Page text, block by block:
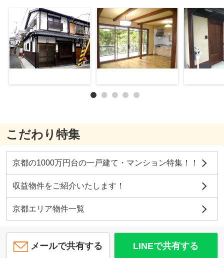
こだわり特集
京都の1000万円台の一戸建て・マンション特集！！
収益物件をご紹介いたします！
京都エリア物件一覧
メールで共有する LINEで共有する